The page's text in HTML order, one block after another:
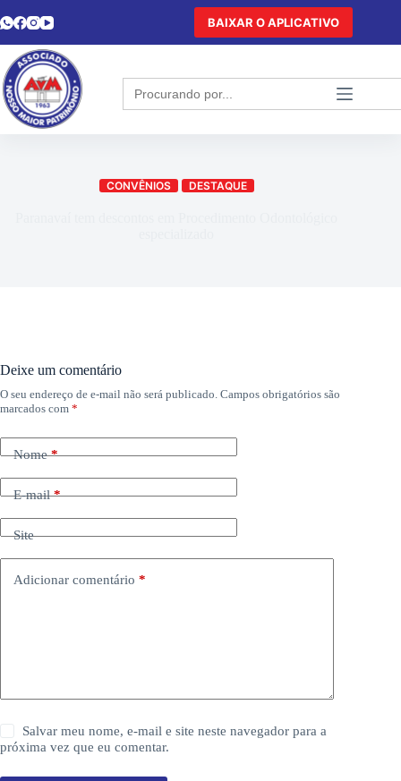
BAIXAR O APLICATIVO
Search
for:
CONVÊNIOS DESTAQUE
Deixe um comentário
O seu endereço de e-mail não será publicado. Campos obrigatórios são
marcados com *
Nome*
E-mail*
Site
Adicionar comentário *
Salvar meu nome, e-mail e site neste navegador para a
próxima vez que eu comentar.